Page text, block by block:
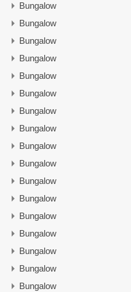
Bungalow
Bungalow
Bungalow
Bungalow
Bungalow
Bungalow
Bungalow
Bungalow
Bungalow
Bungalow
Bungalow
Bungalow
Bungalow
Bungalow
Bungalow
Bungalow
Bungalow